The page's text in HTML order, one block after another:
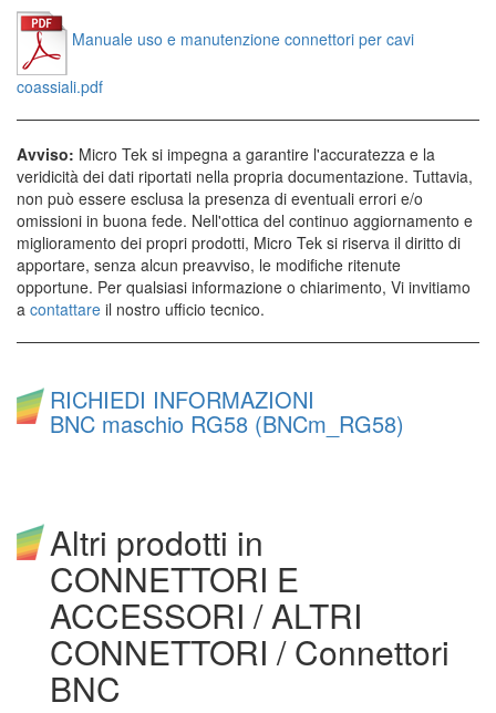
Manuale uso e manutenzione connettori per cavi
coassiali.pdf
Avviso: Micro Tek si impegna a garantire l'accuratezza e la
veridicità dei dati riportati nella propria documentazione. Tuttavia,
non può essere esclusa la presenza di eventuali errori e/o
omissioni in buona fede. Nell'ottica del continuo aggiornamento e
miglioramento dei propri prodotti, Micro Tek si riserva il diritto di
apportare, senza alcun preavviso, le modifiche ritenute
opportune. Per qualsiasi informazione o chiarimento, Vi invitiamo
a contattare il nostro ufficio tecnico.
RICHIEDI INFORMAZIONI
BNC maschio RG58 (BNCm_RG58)
Altri prodotti in
CONNETTORI E
ACCESSORI / ALTRI
CONNETTORI / Connettori
BNC